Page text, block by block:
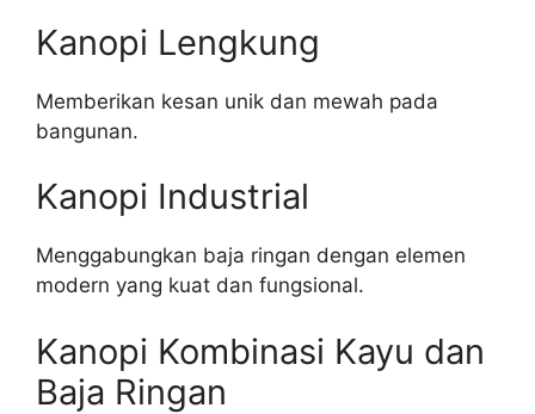
Kanopi Lengkung
Memberikan kesan unik dan mewah pada
bangunan.
Kanopi Industrial
Menggabungkan baja ringan dengan elemen
modern yang kuat dan fungsional.
Kanopi Kombinasi Kayu dan
Baja Ringan